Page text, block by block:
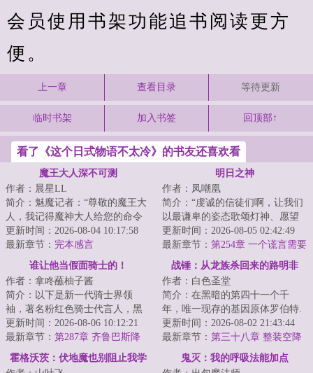
会员使用书架功能追书阅读更方
便。
上一章 查看目录 等待更新
临时书架 加入书签 回顶部↑
看了《这个日式物语不太冷》的书友还喜欢看
魔王大人深不可测
作者：晨星LL
简介：魅魔记者：“尊敬的魔王大
人，我记得魔神大人给您的命令
是向我们的敌人散播恐慌，可我
怎么听说您在...
更新时间：2026-08-04 10:17:58
最新章节： 完本感言
明日之神
作者：凤嘲凰
简介：“虔诚的信徒们啊，让我们
以最谦卑的姿态歌颂灯神、愿望
之神、奇迹之神、星辰之子、永
恒晨曦、光之...
更新时间：2026-08-05 02:42:49
最新章节： 第254章 一个谎言需要
一百个谎言来圆
谁让他当假面骑士的！
作者：拿咚蘸柚子酱
简介：以下是新一代骑士界领
袖，著名粉红色骑士代言人，黑
榜投票独断万古假面骑士帝骑先
生，于联邦最不受...
更新时间：2026-08-06 10:12:21
最新章节： 第287章 齐鲁巴斯降
临，血族内战等于余家内战？
战锤：从龙族杀回来的路明非
作者：白色圣堂
简介：在黑暗的第四十一个千
年，唯一现存的基因原体罗伯特.
基里曼从一万年的静滞中醒来，
看到了昔日的人...
更新时间：2026-08-02 21:43:44
最新章节： 第三十八章 整装空降
霍格沃茨：伏地魔也别阻止我学
鬼灭：我的呼吸法能加点